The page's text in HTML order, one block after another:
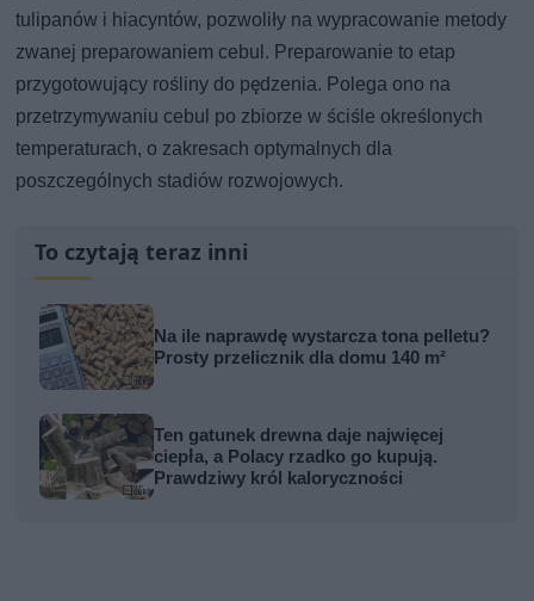
tulipanów i hiacyntów, pozwoliły na wypracowanie metody
zwanej preparowaniem cebul. Preparowanie to etap
przygotowujący rośliny do pędzenia. Polega ono na
przetrzymywaniu cebul po zbiorze w ściśle określonych
temperaturach, o zakresach optymalnych dla
poszczególnych stadiów rozwojowych.
To czytają teraz inni
Na ile naprawdę wystarcza tona pelletu?
Prosty przelicznik dla domu 140 m²
Ten gatunek drewna daje najwięcej
ciepła, a Polacy rzadko go kupują.
Prawdziwy król kaloryczności